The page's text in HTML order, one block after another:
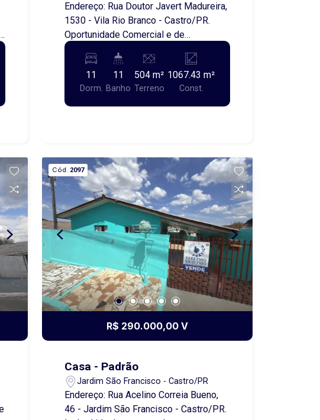
Endereço: Rua Doutor Javert Madureira,
1530 - Vila Rio Branco - Castro/PR.
Oportunidade Comercial e de
Investimento em uma das Regiões
Mais Valorizadas de Castro/PR Se
você busca um imóvel com localização
estratégica, alto potencial de
valorização e múltiplas possibilidades
Doutor Javert Madureira, uma das
principais vias comerciais da cidade e
atualmente uma das regiões de maior
crescimento e expansão comercial, o
imóvel está inserido em um ponto
altamente consolidado, cercado por
uma infraestrutura completa de
comércio e serviços. A região conta
com agências bancárias,
supermercados, atacados, lojas de
pequeno, médio e grande porte, além
de intenso fluxo de pessoas e veículos,
proporcionando excelente visibilidade
segmentos empresariais. Estrutura do
Imóvel Piso Térreo - Aproximadamente
490,00 metros quadrados de área
construída. Amplo espaço comercial,
11
Dorm.
11
Banho
504 m²
Terreno
1067.43 m²
Const.
Cód. 2097
R$ 290.000,00 V
Casa - Padrão
Jardim São Francisco - Castro/PR
Endereço: Rua Acelino Correia Bueno,
46 - Jardim São Francisco - Castro/PR.